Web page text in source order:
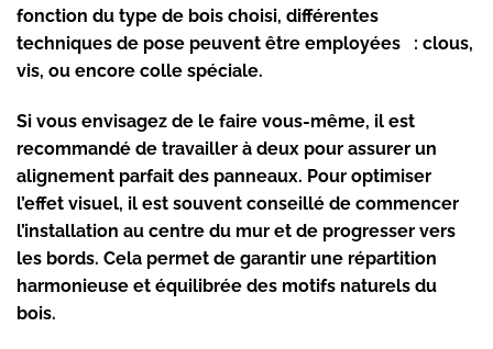
fonction du type de bois choisi, différentes
techniques de pose peuvent être employées : clous,
vis, ou encore colle spéciale.
Si vous envisagez de le faire vous-même, il est
recommandé de travailler à deux pour assurer un
alignement parfait des panneaux. Pour optimiser
l’effet visuel, il est souvent conseillé de commencer
l’installation au centre du mur et de progresser vers
les bords. Cela permet de garantir une répartition
harmonieuse et équilibrée des motifs naturels du
bois.